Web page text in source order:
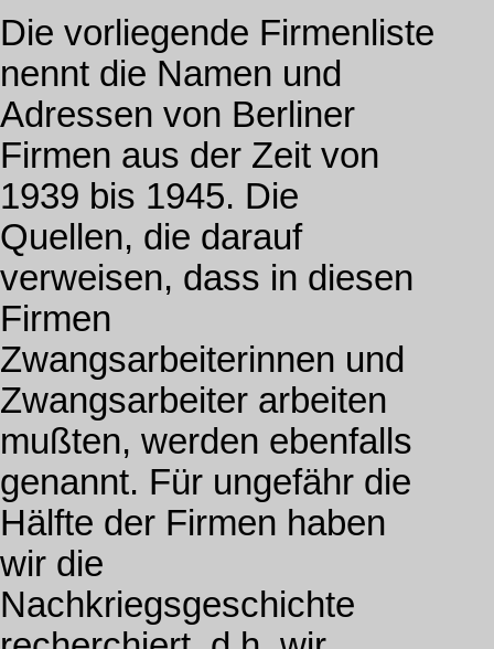
Die vorliegende Firmenliste
nennt die Namen und
Adressen von Berliner
Firmen aus der Zeit von
1939 bis 1945. Die
Quellen, die darauf
verweisen, dass in diesen
Firmen
Zwangsarbeiterinnen und
Zwangsarbeiter arbeiten
mußten, werden ebenfalls
genannt. Für ungefähr die
Hälfte der Firmen haben
wir die
Nachkriegsgeschichte